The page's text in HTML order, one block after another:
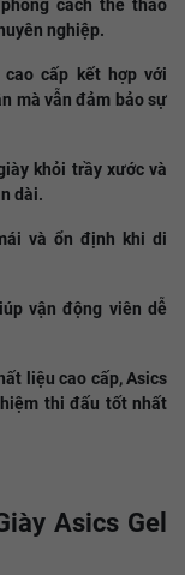
cách thể thao
nghiệp.
cấp kết hợp với
mà vẫn đảm bảo sự
khỏi trầy xước và
dài.
và ổn định khi di
vận động viên dễ
liệu cao cấp, Asics
thi đấu tốt nhất
Asics Gel